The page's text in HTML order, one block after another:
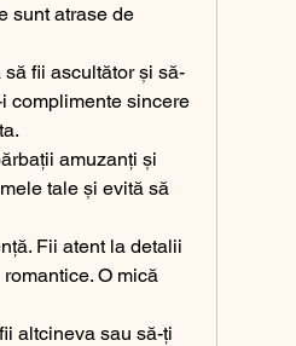
sunt atrase de
fii ascultător și să-
complimente sincere
amuzanți și
tale și evită să
Fii atent la detalii
O mică
altcineva sau să-ți